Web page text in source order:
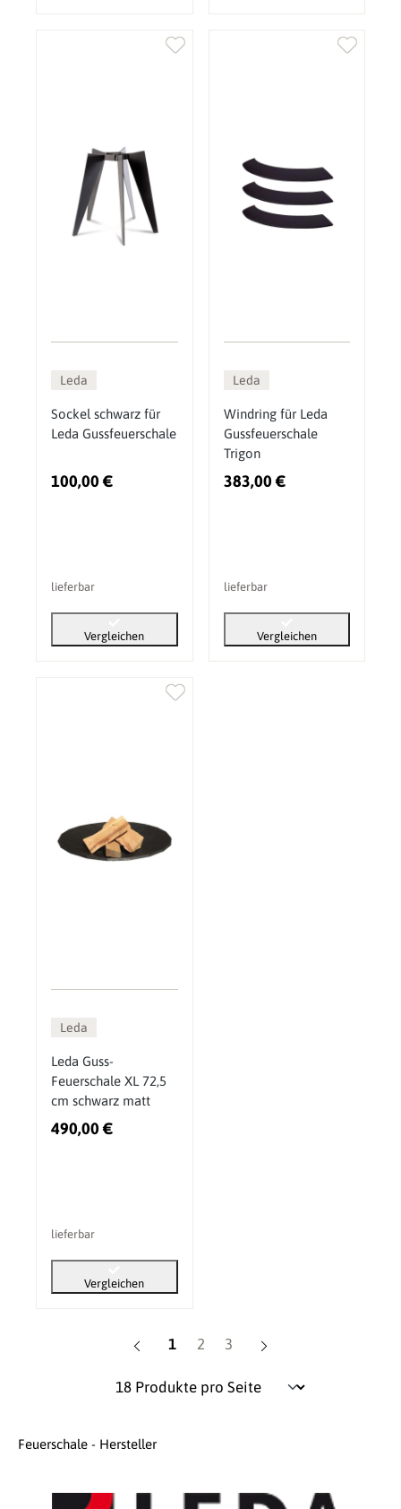
Leda
Sockel schwarz für
Leda Gussfeuerschale
100,00 €
lieferbar
Vergleichen
Leda
Windring für Leda
Gussfeuerschale
Trigon
383,00 €
lieferbar
Vergleichen
Leda
Leda Guss-
Feuerschale XL 72,5
cm schwarz matt
490,00 €
lieferbar
Vergleichen
Seite
1 Seite
2 Seite
3
Feuerschale - Hersteller